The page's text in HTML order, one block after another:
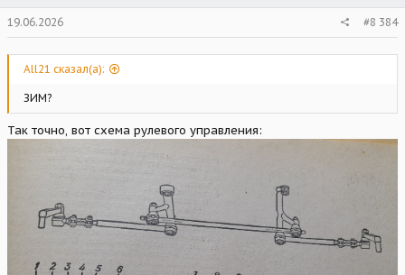
19.06.2026 #8 384
All21 сказал(а):
ЗИМ?
Так точно, вот схема рулевого управления: